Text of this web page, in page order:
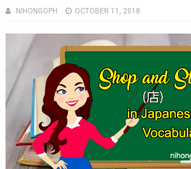
NIHONGOPH OCTOBER 11, 2018